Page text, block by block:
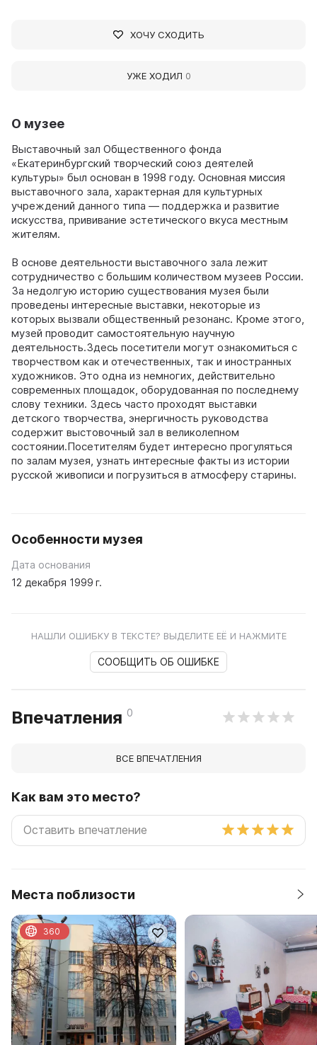
О музее
Выставочный зал Общественного фонда
«Екатеринбургский творческий союз деятелей
культуры» был основан в 1998 году. Основная миссия
выставочного зала, характерная для культурных
учреждений данного типа — поддержка и развитие
искусства, прививание эстетического вкуса местным
жителям.
В основе деятельности выставочного зала лежит
сотрудничество с большим количеством музеев России.
За недолгую историю существования музея были
проведены интересные выставки, некоторые из
которых вызвали общественный резонанс. Кроме этого,
музей проводит самостоятельную научную
деятельность.Здесь посетители могут ознакомиться с
творчеством как и отечественных, так и иностранных
художников. Это одна из немногих, действительно
современных площадок, оборудованная по последнему
слову техники. Здесь часто проходят выставки
детского творчества, энергичность руководства
содержит выстовочный зал в великолепном
состоянии.Посетителям будет интересно прогуляться
по залам музея, узнать интересные факты из истории
русской живописи и погрузиться в атмосферу старины.
Особенности музея
Дата основания
12 декабря 1999 г.
НАШЛИ ОШИБКУ В ТЕКСТЕ? ВЫДЕЛИТЕ ЕЁ И НАЖМИТЕ
СООБЩИТЬ ОБ ОШИБКЕ
Впечатления 0
ВСЕ ВПЕЧАТЛЕНИЯ
Как вам это место?
Места поблизости
360
ХОЧУ СХОДИТЬ
УЖЕ ХОДИЛ 0